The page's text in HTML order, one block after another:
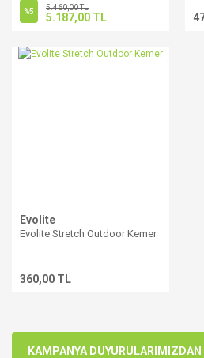
%5 5.460,00 TL
5.187,00 TL
Evolite
Evolite Stretch Outdoor Kemer
360,00 TL
KAMPANYA